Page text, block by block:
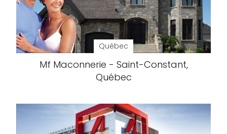
Québec
Mf Maconnerie - Saint-Constant,
Québec